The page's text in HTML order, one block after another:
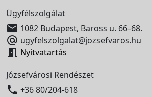
Ügyfélszolgálat
 1082 Budapest, Baross u. 66–68.
 ugyfelszolgalat@jozsefvaros.hu
 Nyitvatartás
Józsefvárosi Rendészet
 +36 80/204-618